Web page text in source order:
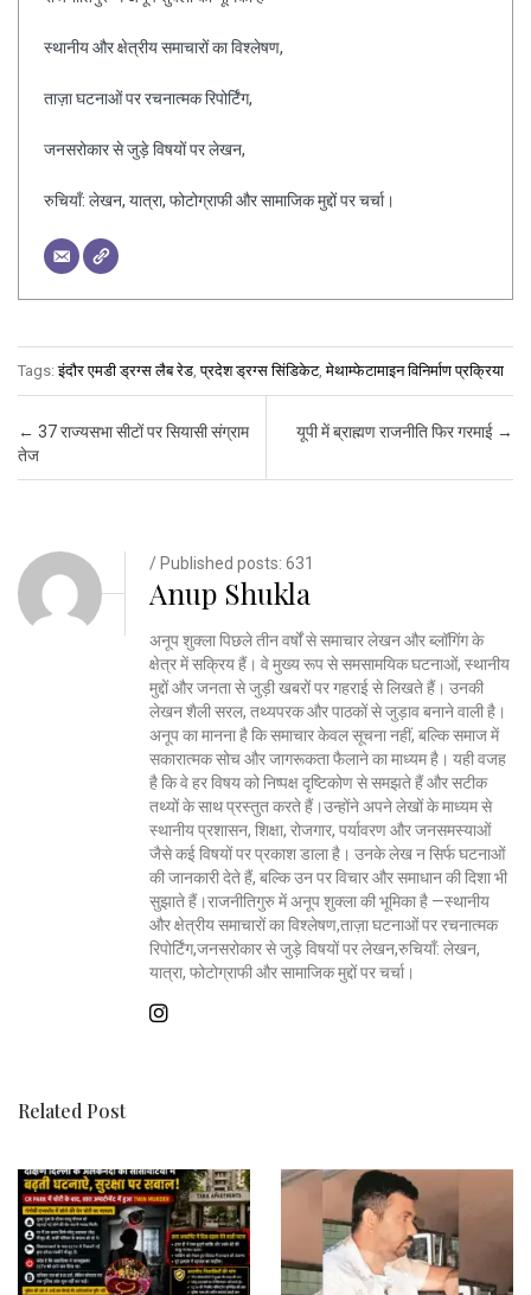
स्थानीय और क्षेत्रीय समाचारों का विश्लेषण,
ताज़ा घटनाओं पर रचनात्मक रिपोर्टिंग,
जनसरोकार से जुड़े विषयों पर लेखन,
रुचियाँ: लेखन, यात्रा, फोटोग्राफी और सामाजिक मुद्दों पर चर्चा।
Tags:इंदौर एमडी ड्रग्स लैब रेड ,प्रदेश ड्रग्स सिंडिकेट,मेथाम्फेटामाइन विनिर्माण प्रक्रिया
Post navigation
← 37 राज्यसभा सीटों पर सियासी संग्राम
तेज
यूपी में ब्राह्मण राजनीति फिर गरमाई →
/ Published posts: 631
Anup Shukla
अनूप शुक्ला पिछले तीन वर्षों से समाचार लेखन और ब्लॉगिंग के
क्षेत्र में सक्रिय हैं। वे मुख्य रूप से समसामयिक घटनाओं, स्थानीय
मुद्दों और जनता से जुड़ी खबरों पर गहराई से लिखते हैं। उनकी
लेखन शैली सरल, तथ्यपरक और पाठकों से जुड़ाव बनाने वाली है।
अनूप का मानना है कि समाचार केवल सूचना नहीं, बल्कि समाज में
सकारात्मक सोच और जागरूकता फैलाने का माध्यम है। यही वजह
है कि वे हर विषय को निष्पक्ष दृष्टिकोण से समझते हैं और सटीक
तथ्यों के साथ प्रस्तुत करते हैं।उन्होंने अपने लेखों के माध्यम से
स्थानीय प्रशासन, शिक्षा, रोजगार, पर्यावरण और जनसमस्याओं
जैसे कई विषयों पर प्रकाश डाला है। उनके लेख न सिर्फ घटनाओं
की जानकारी देते हैं, बल्कि उन पर विचार और समाधान की दिशा भी
सुझाते हैं।राजनीतिगुरु में अनूप शुक्ला की भूमिका है —स्थानीय
और क्षेत्रीय समाचारों का विश्लेषण,ताज़ा घटनाओं पर रचनात्मक
रिपोर्टिंग,जनसरोकार से जुड़े विषयों पर लेखन,रुचियाँ: लेखन,
यात्रा, फोटोग्राफी और सामाजिक मुद्दों पर चर्चा।
Related Post